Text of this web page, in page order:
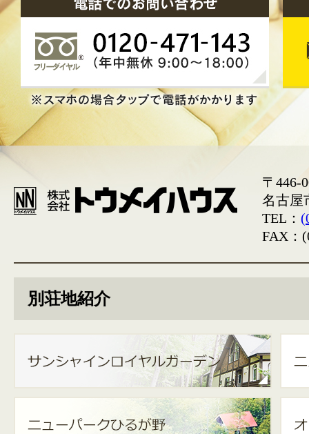
〒446-
名古屋
TEL：
FAX：
別荘地紹介